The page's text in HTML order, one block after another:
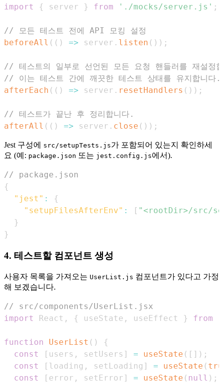
import
{ server } from './mocks/server.js' ;
// 모든 테스트 전에 API 모킹 설정
beforeAll ( ( ) => server . listen ( ) ) ;
// 테스트의 일부로 선언된 모든 요청 핸들러를 재설정
// 이는 테스트 간에 깨끗한 테스트 상태를 유지합니다.
afterEach ( ( ) => server . resetHandlers ( ) ) ;
// 테스트가 끝난 후 정리합니다.
afterAll ( ( ) => server . close ( ) ) ;
Jest 구성에 src/setupTests.js가 포함되어 있는지 확인하세
요 (예: package.json 또는 jest.config.js에서).
// package.json
{
"jest" :
{
"setupFilesAfterEnv" : [ "<rootDir>/src/
}
}
4. 테스트할 컴포넌트 생성
사용자 목록을 가져오는 UserList.js 컴포넌트가 있다고 가정
해 보겠습니다.
// src/components/UserList.jsx
import
React , { useState , useEffect } from
function UserList ( )
{
const
[ users , setUsers ] = useState ( [ ] ) ;
const
[ loading , setLoading ] = useState (
const
[ error , setError ] = useState ( null ) ;